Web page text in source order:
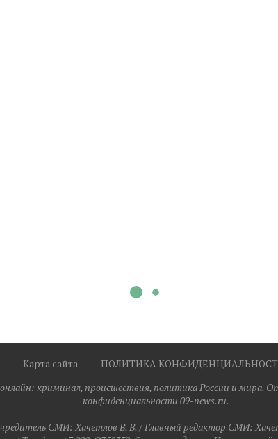
Карта сайта
ПОЛИТИКА КОНФИДЕНЦИАЛЬНОСТИ
криминал, происшествия, политика России и мира.
конфиденциальности 09-news.ru.
СМИ: Хaчeтлoв B. B. / Главный редактор СМИ: